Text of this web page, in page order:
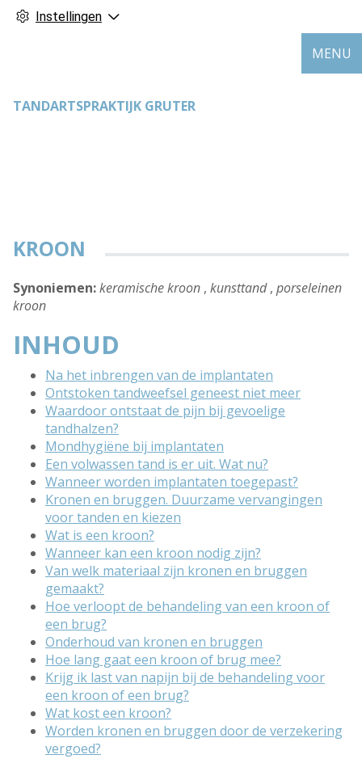
Instellingen
TANDARTSPRAKTIJK GRUTER
MENU
KROON
Synoniemen:keramische kroon , kunsttand, porseleinen
kroon
INHOUD
Na het inbrengen van de implantaten
Ontstoken tandweefsel geneest niet meer
Waardoor ontstaat de pijn bij gevoelige
tandhalzen?
Mondhygiëne bij implantaten
Een volwassen tand is er uit. Wat nu?
Wanneer worden implantaten toegepast?
Kronen en bruggen. Duurzame vervangingen
voor tanden en kiezen
Wat is een kroon?
Wanneer kan een kroon nodig zijn?
Van welk materiaal zijn kronen en bruggen
gemaakt?
Hoe verloopt de behandeling van een kroon of
een brug?
Onderhoud van kronen en bruggen
Hoe lang gaat een kroon of brug mee?
Krijg ik last van napijn bij de behandeling voor
een kroon of een brug?
Wat kost een kroon?
Worden kronen en bruggen door de verzekering
vergoed?